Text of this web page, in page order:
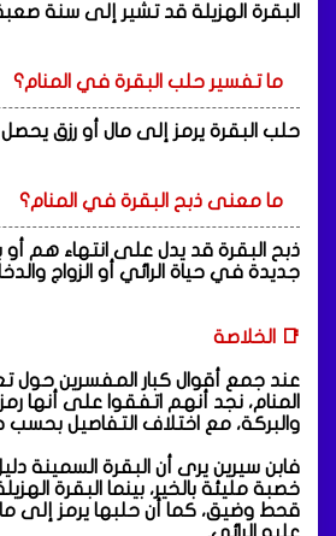
البقرة الهزيلة قد تشير إلى سنة
ما تفسير حلب البقرة في المنام؟
حلب البقرة يرمز إلى مال أو رزق يحصل
ما معنى ذبح البقرة في المنام؟
ذبح البقرة قد يدل على انتهاء هم أو
جديدة في حياة الرائي أو الزواج
📑 الخلاصة
عند جمع أقوال كبار المفسرين حول
المنام، نجد أنهم اتفقوا على أنها
والبركة، مع اختلاف التفاصيل بحسب
فابن سيرين يرى أن البقرة السمينة
خصبة مليئة بالخير، بينما البقرة
قحط وضيق، كما أن حلبها يرمز إلى
عليه الرائي.